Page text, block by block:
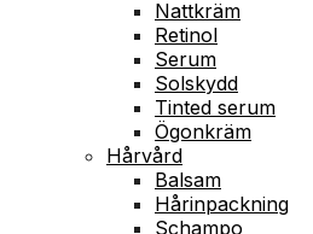
Nattkräm
Retinol
Serum
Solskydd
Tinted serum
Ögonkräm
Hårvård
Balsam
Hårinpackning
Schampo